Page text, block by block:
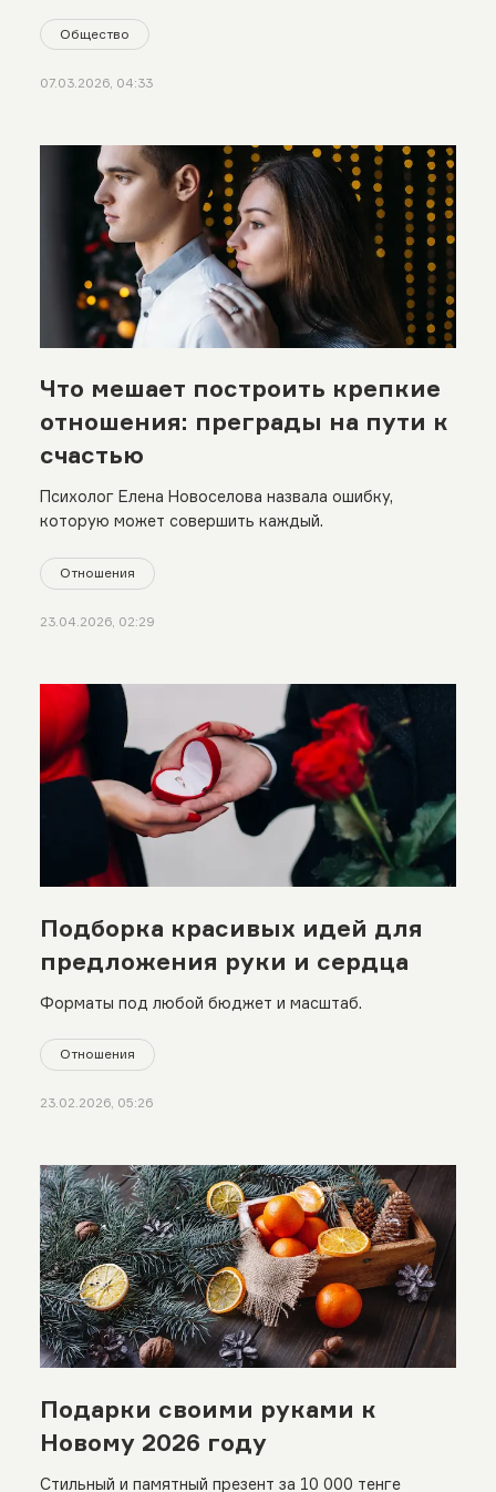
Общество
07.03.2026, 04:33
Что мешает построить крепкие
отношения: преграды на пути к
счастью
Психолог Елена Новоселова назвала ошибку,
которую может совершить каждый.
Отношения
23.04.2026, 02:29
Подборка красивых идей для
предложения руки и сердца
Форматы под любой бюджет и масштаб.
Отношения
23.02.2026, 05:26
Подарки своими руками к
Новому 2026 году
Стильный и памятный презент за 10 000 тенге